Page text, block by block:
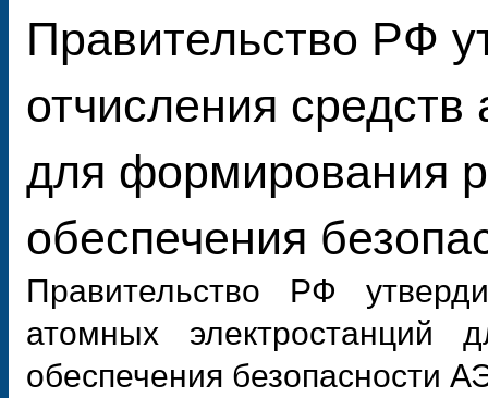
Правительство РФ
отчисления
для формирования
обеспечения
Правительство РФ
атомных электростанций
обеспечения безопасности